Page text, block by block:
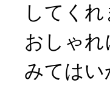
してく
おしゃ
みてはい